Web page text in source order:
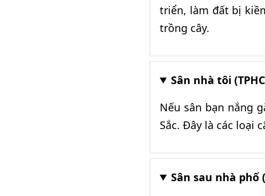
triển, làm đất bị
trồng cây.
Sân nhà tôi
Nếu sân bạn nắng
Sắc. Đây là các loại
Sân sau nhà